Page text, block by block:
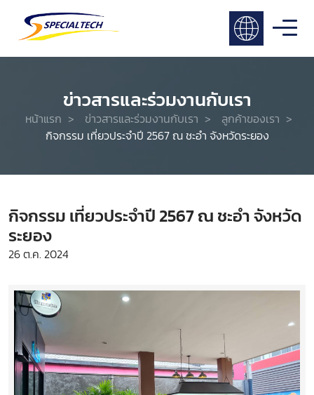
ข่าวสารและร่วมงานกับเรา
หน้าแรก > ข่าวสารและร่วมงานกับเรา > ลูกค้าของเรา >
กิจกรรม เที่ยวประจำปี 2567 ณ ชะอำ จังหวัดระยอง
กิจกรรม เที่ยวประจำปี 2567 ณ ชะอำ จังหวัด
ระยอง
26 ต.ค. 2024